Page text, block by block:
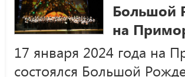
Большой
на
17 января 2024 года на
состоялся Большой